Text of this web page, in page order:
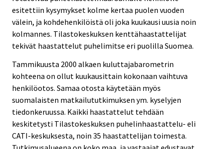
esitettiin kysymykset kolme kertaa puolen vuoden
välein, ja kohdehenkilöistä oli joka kuukausi uusia noin
kolmannes. Tilastokeskuksen kenttähaastattelijat
tekivät haastattelut puhelimitse eri puolilla Suomea.
Tammikuusta 2000 alkaen kuluttajabarometrin
kohteena on ollut kuukausittain kokonaan vaihtuva
henkilöotos. Samaa otosta käytetään myös
suomalaisten matkailututkimuksen ym. kyselyjen
tiedonkeruussa. Kaikki haastattelut tehdään
keskitetysti Tilastokeskuksen puhelinhaastattelu- eli
CATI-keskuksesta, noin 35 haastattelijan toimesta.